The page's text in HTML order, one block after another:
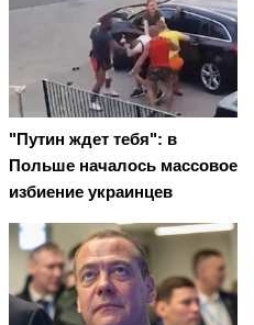
"Путин ждет тебя": в
Польше началось массовое
избиение украинцев